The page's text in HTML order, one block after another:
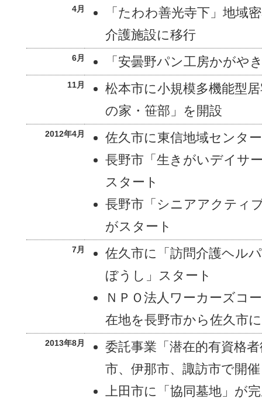
4月
「たわわ善光寺下」地域
介護施設に移行
6月 「安曇野パン工房かがや
11月
松本市に小規模多機能型
の家・笹部」を開設
2012年4月
佐久市に東信地域センタ
長野市「生きがいデイサ
スタート
長野市「シニアアクティ
がスタート
7月
佐久市に「訪問介護ヘル
ぼうし」スタート
ＮＰＯ法人ワーカーズコ
在地を長野市から佐久市
2013年8月
委託事業「潜在的有資格
市、伊那市、諏訪市で開催
上田市に「協同墓地」が